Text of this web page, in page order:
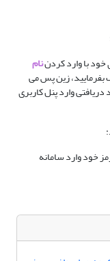
با وارد کردننام
بفرمایید، زین پس می
دریافتی وارد پنل کاربری
خود وارد سامانه